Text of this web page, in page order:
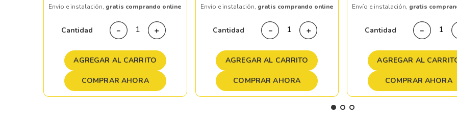
Envío e instalación, gratis comprando online
Cantidad ＋
－
AGREGAR AL CARRITO
COMPRAR AHORA
Envío e instalación, gratis comprando online
Cantidad ＋
－
AGREGAR AL CARRITO
COMPRAR AHORA
Envío e instalación, gratis
Cantidad －
AGREGAR AL
COMPRAR AHORA